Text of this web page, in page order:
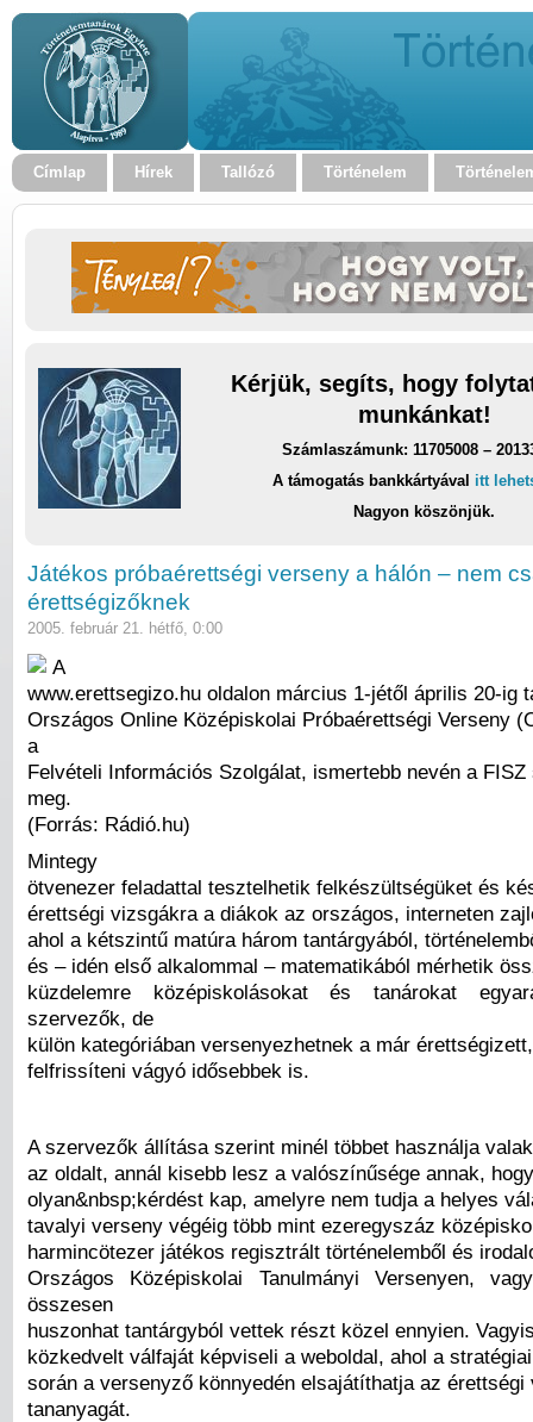
Címlap Hírek Tallózó Történelem
Kérjük, segíts, hogy
munkánkat!
Számlaszámunk: 11705008 –
A támogatás bankkártyával itt
Nagyon köszönjük.
Játékos próbaérettségi verseny a hálón – nem
érettségizőknek
2005. február 21. hétfő, 0:00
A
www.erettsegizo.hu oldalon március 1-jétől április 20-ig
Országos Online Középiskolai Próbaérettségi Verseny
a
Felvételi Információs Szolgálat, ismertebb nevén a
meg.
(Forrás: Rádió.hu)
Mintegy
ötvenezer feladattal tesztelhetik felkészültségüket és
érettségi vizsgákra a diákok az országos, interneten
ahol a kétszintű matúra három tantárgyából,
és – idén első alkalommal – matematikából mérhetik
küzdelemre középiskolásokat és tanárokat
szervezők, de
külön kategóriában versenyezhetnek a már
felfrissíteni vágyó idősebbek is.
A szervezők állítása szerint minél többet használja
az oldalt, annál kisebb lesz a valószínűsége annak,
olyan&nbsp;kérdést kap, amelyre nem tudja a helyes
tavalyi verseny végéig több mint ezeregyszáz
harmincötezer játékos regisztrált történelemből és
Országos Középiskolai Tanulmányi Versenyen,
összesen
huszonhat tantárgyból vettek részt közel ennyien.
közkedvelt válfaját képviseli a weboldal, ahol a
során a versenyző könnyedén elsajátíthatja az érettségi
tananyagát.